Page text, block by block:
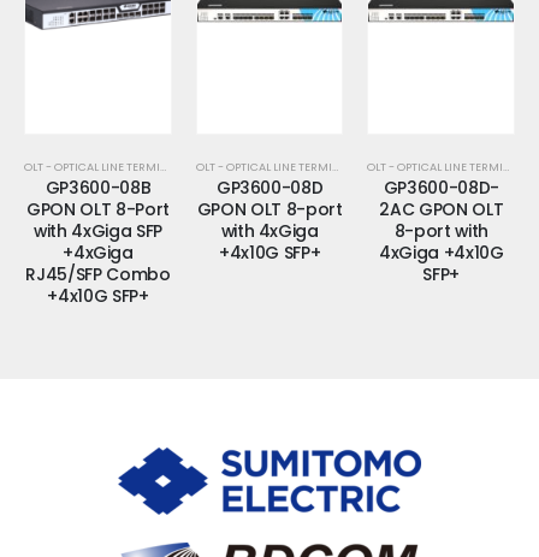
OLT - OPTICAL LINE TERMINATION
GP3600-08B
GPON OLT 8-Port
with 4xGiga SFP
+4xGiga
RJ45/SFP Combo
+4x10G SFP+
OLT - OPTICAL LINE TERMINATION
GP3600-08D
GPON OLT 8-port
with 4xGiga
+4x10G SFP+
OLT - OPTICAL LINE TERMINATION
GP3600-08D-
2AC GPON OLT
8-port with
4xGiga +4x10G
SFP+